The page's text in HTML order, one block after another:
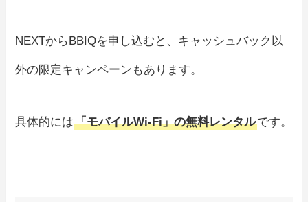
NEXTからBBIQを申し込むと、キャッシュバック以
外の限定キャンペーンもあります。
具体的には「モバイルWi-Fi」の無料レンタルです。